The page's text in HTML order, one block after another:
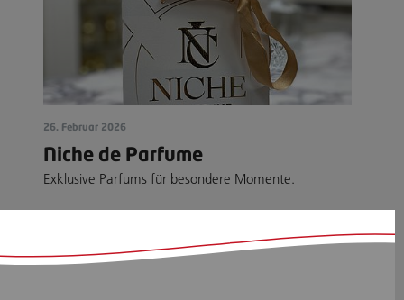
26. Februar 2026
Niche de Parfume
Exklusive Parfums für besondere Momente.